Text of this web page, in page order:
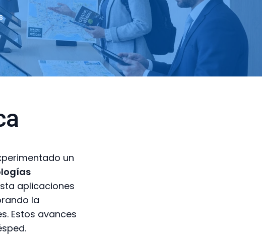
un
aplicaciones
la
Estos avances